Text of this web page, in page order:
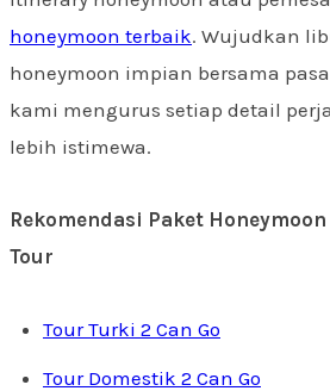
honeymoon terbaik. Wujudkan
honeymoon impian bersama
kami mengurus setiap detail
lebih istimewa.
Rekomendasi Paket
Tour
Tour Turki 2 Can Go
Tour Domestik 2 Can Go